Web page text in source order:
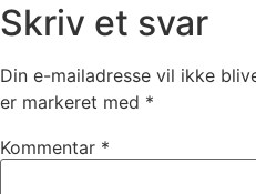
Skriv et svar
Din e-mailadresse vil ikke
er markeret med *
Kommentar *